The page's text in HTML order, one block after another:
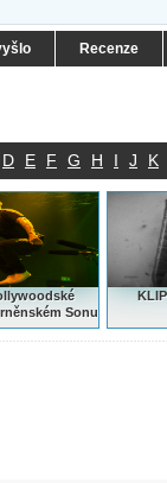
Recenze
D E F G H I J K
Sonu